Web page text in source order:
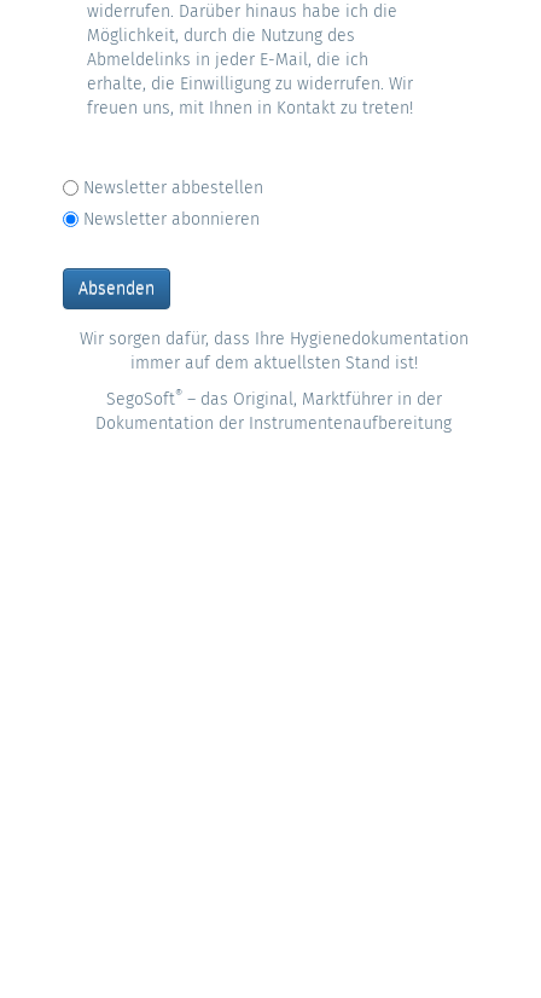
widerrufen. Darüber hinaus habe ich die
Möglichkeit, durch die Nutzung des
Abmeldelinks in jeder E-Mail, die ich
erhalte, die Einwilligung zu widerrufen. Wir
freuen uns, mit Ihnen in Kontakt zu treten!
Newsletter abbestellen
Newsletter abonnieren
Wir sorgen dafür, dass Ihre Hygienedokumentation
immer auf dem aktuellsten Stand ist!
SegoSoft®– das Original, Marktführer in der
Dokumentation der Instrumentenaufbereitung